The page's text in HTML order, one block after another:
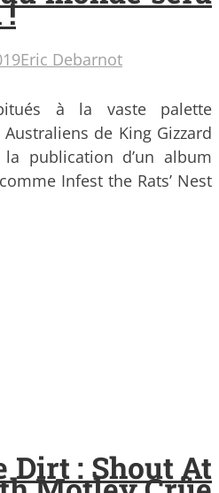
Eric Debarnot
à la vaste palette
de King Gizzard
publication d’un album
Infest the Rats’ Nest
: Shout At